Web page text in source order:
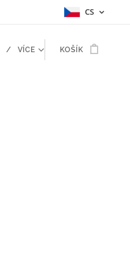
CS
VÍCE KOŠÍK